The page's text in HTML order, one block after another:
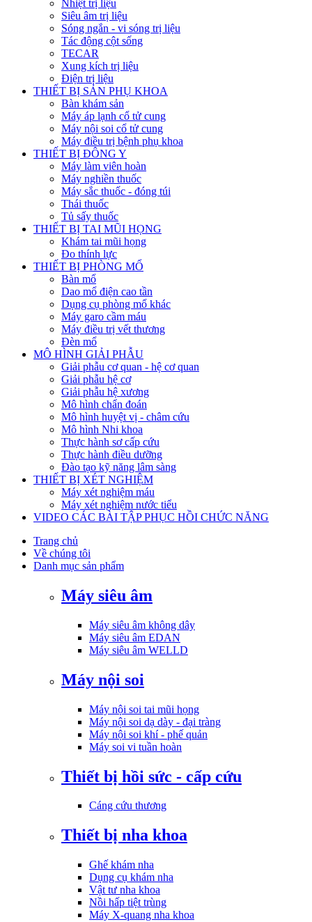
Nhiệt trị liệu
Siêu âm trị liệu
Sóng ngắn - vi sóng trị liệu
Tác động cột sống
TECAR
Xung kích trị liệu
Điện trị liệu
THIẾT BỊ SẢN PHỤ KHOA
Bàn khám sản
Máy áp lạnh cổ tử cung
Máy nội soi cổ tử cung
Máy điều trị bệnh phụ khoa
THIẾT BỊ ĐÔNG Y
Máy làm viên hoàn
Máy nghiền thuốc
Máy sắc thuốc - đóng túi
Thái thuốc
Tủ sấy thuốc
THIẾT BỊ TAI MŨI HỌNG
Khám tai mũi họng
Đo thính lực
THIẾT BỊ PHÒNG MỔ
Bàn mổ
Dao mổ điện cao tần
Dụng cụ phòng mổ khác
Máy garo cầm máu
Máy điều trị vết thương
Đèn mổ
MÔ HÌNH GIẢI PHẪU
Giải phẫu cơ quan - hệ cơ quan
Giải phẫu hệ cơ
Giải phẫu hệ xương
Mô hình chẩn đoán
Mô hình huyệt vị - châm cứu
Mô hình Nhi khoa
Thực hành sơ cấp cứu
Thực hành điều dưỡng
Đào tạo kỹ năng lâm sàng
THIẾT BỊ XÉT NGHIỆM
Máy xét nghiệm máu
Máy xét nghiệm nước tiểu
VIDEO CÁC BÀI TẬP PHỤC HỒI CHỨC NĂNG
Trang chủ
Về chúng tôi
Danh mục sản phẩm
Máy siêu âm
Máy siêu âm không dây
Máy siêu âm EDAN
Máy siêu âm WELLD
Máy nội soi
Máy nội soi tai mũi họng
Máy nội soi dạ dày - đại tràng
Máy nội soi khí - phế quản
Máy soi vi tuần hoàn
Thiết bị hồi sức - cấp cứu
Cáng cứu thương
Thiết bị nha khoa
Ghế khám nha
Dụng cụ khám nha
Vật tư nha khoa
Nồi hấp tiệt trùng
Máy X-quang nha khoa